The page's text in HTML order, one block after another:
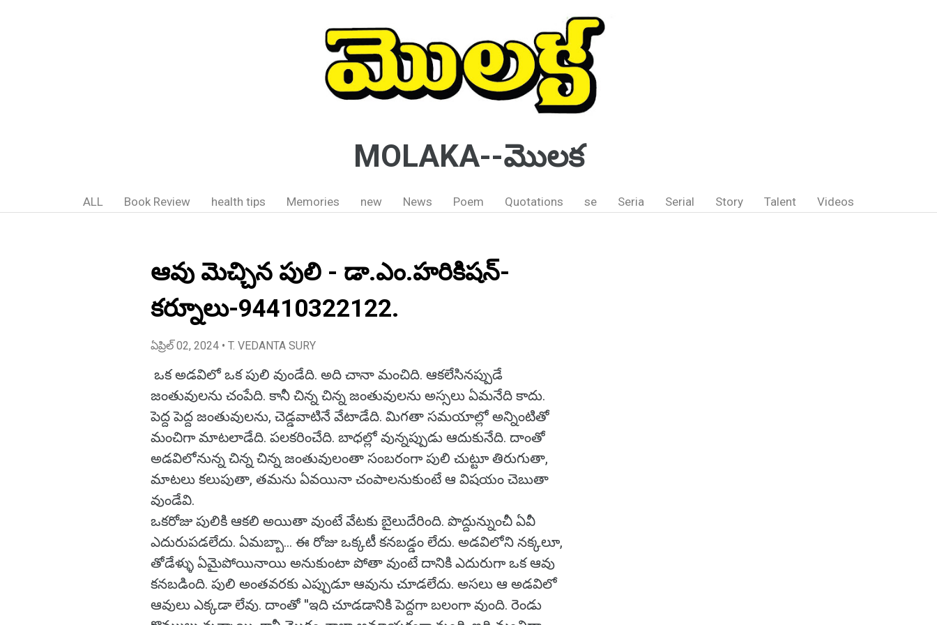
MOLAKA--మొలక
ALL Book Review health tips Memories new News Poem Quotations se Seria Serial Story Talent Videos
ఆవు మెచ్చిన పులి - డా.ఎం.హరికిషన్-
కర్నూలు-94410322122.
ఏప్రిల్ 02, 2024 • T. VEDANTA SURY
ఒక అడవిలో ఒక పులి వుండేది. అది చానా మంచిది. ఆకలేసినప్పుడే
జంతువులను చంపేది. కానీ చిన్న చిన్న జంతువులను అస్సలు ఏమనేది కాదు.
పెద్ద పెద్ద జంతువులను, చెడ్డవాటినే వేటాడేది. మిగతా సమయాల్లో అన్నింటితో
మంచిగా మాటలాడేది. పలకరించేది. బాధల్లో వున్నప్పుడు ఆదుకునేది. దాంతో
అడవిలోనున్న చిన్న చిన్న జంతువులంతా సంబరంగా పులి చుట్టూ తిరుగుతా,
మాటలు కలుపుతా, తమను ఏవయినా చంపాలనుకుంటే ఆ విషయం చెబుతా
వుండేవి.
ఒకరోజు పులికి ఆకలి అయితా వుంటే వేటకు బైలుదేరింది. పొద్దున్నుంచీ ఏవీ
ఎదురుపడలేదు. ఏమబ్బా... ఈ రోజు ఒక్కటీ కనబడ్డం లేదు. అడవిలోని నక్కలూ,
తోడేళ్ళు ఏమైపోయినాయి అనుకుంటా పోతా వుంటే దానికి ఎదురుగా ఒక ఆవు
కనబడింది. పులి అంతవరకు ఎప్పుడూ ఆవును చూడలేదు. అసలు ఆ అడవిలో
ఆవులు ఎక్కడా లేవు. దాంతో ''ఇది చూడడానికి పెద్దగా బలంగా వుంది. రెండు